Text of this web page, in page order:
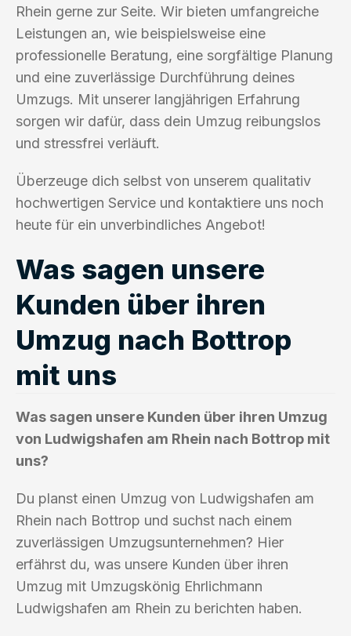
Rhein gerne zur Seite. Wir bieten umfangreiche
Leistungen an, wie beispielsweise eine
professionelle Beratung, eine sorgfältige Planung
und eine zuverlässige Durchführung deines
Umzugs. Mit unserer langjährigen Erfahrung
sorgen wir dafür, dass dein Umzug reibungslos
und stressfrei verläuft.
Überzeuge dich selbst von unserem qualitativ
hochwertigen Service und kontaktiere uns noch
heute für ein unverbindliches Angebot!
Was sagen unsere
Kunden über ihren
Umzug nach Bottrop
mit uns
Was sagen unsere Kunden über ihren Umzug
von Ludwigshafen am Rhein nach Bottrop mit
uns?
Du planst einen Umzug von Ludwigshafen am
Rhein nach Bottrop und suchst nach einem
zuverlässigen Umzugsunternehmen? Hier
erfährst du, was unsere Kunden über ihren
Umzug mit Umzugskönig Ehrlichmann
Ludwigshafen am Rhein zu berichten haben.